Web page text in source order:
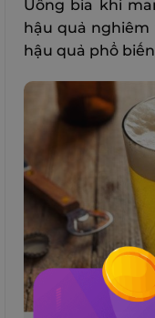
Uống bia khi
hậu quả
hậu quả phổ